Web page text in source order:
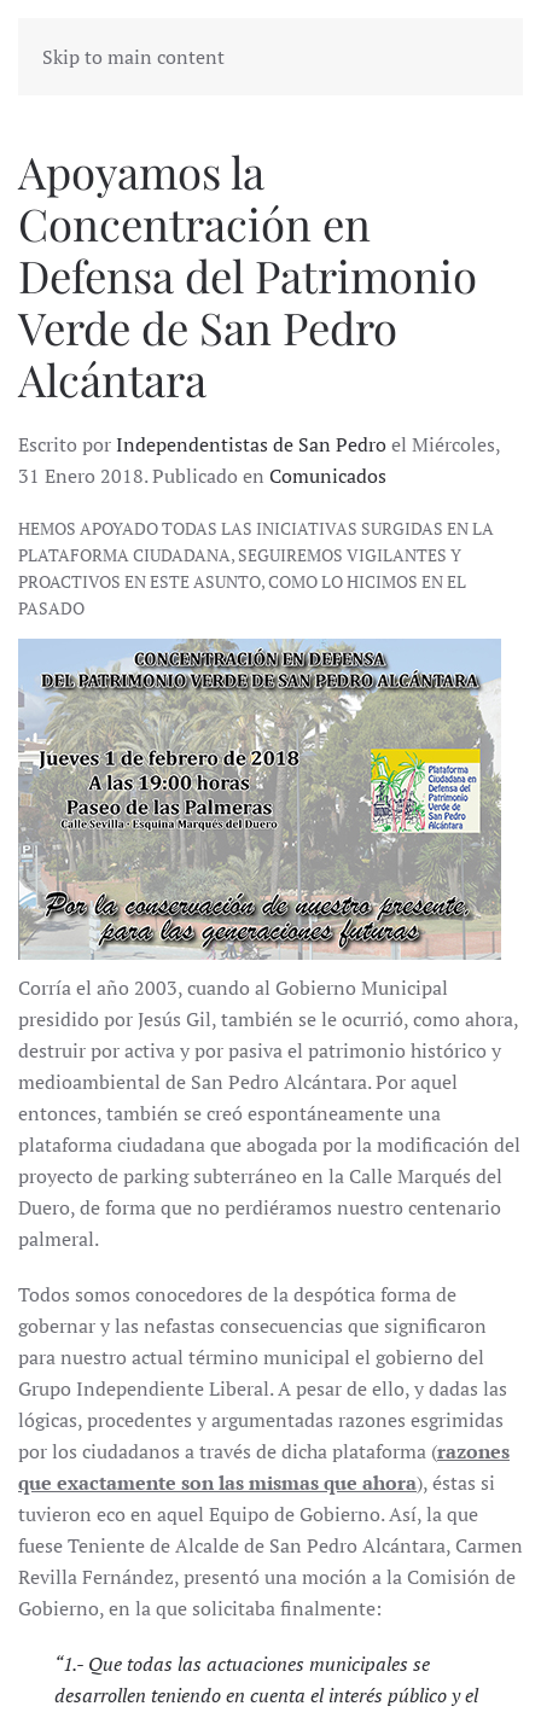
Skip to main content
Apoyamos la
Concentración en
Defensa del Patrimonio
Verde de San Pedro
Alcántara
Escrito porIndependentistas de San Pedroel Miércoles,
31 Enero 2018. Publicado en Comunicados
HEMOS APOYADO TODAS LAS INICIATIVAS SURGIDAS EN LA
PLATAFORMA CIUDADANA, SEGUIREMOS VIGILANTES Y
PROACTIVOS EN ESTE ASUNTO, COMO LO HICIMOS EN EL
PASADO
Corría el año 2003, cuando al Gobierno Municipal
presidido por Jesús Gil, también se le ocurrió, como ahora,
destruir por activa y por pasiva el patrimonio histórico y
medioambiental de San Pedro Alcántara. Por aquel
entonces, también se creó espontáneamente una
plataforma ciudadana que abogada por la modificación del
proyecto de parking subterráneo en la Calle Marqués del
Duero, de forma que no perdiéramos nuestro centenario
palmeral.
Todos somos conocedores de la despótica forma de
gobernar y las nefastas consecuencias que significaron
para nuestro actual término municipal el gobierno del
Grupo Independiente Liberal. A pesar de ello, y dadas las
lógicas, procedentes y argumentadas razones esgrimidas
por los ciudadanos a través de dicha plataforma (razones
que exactamente son las mismas que ahora), éstas si
tuvieron eco en aquel Equipo de Gobierno. Así, la que
fuese Teniente de Alcalde de San Pedro Alcántara, Carmen
Revilla Fernández, presentó una moción a la Comisión de
Gobierno, en la que solicitaba finalmente:
“1.- Que todas las actuaciones municipales se
desarrollen teniendo en cuenta el interés público y el